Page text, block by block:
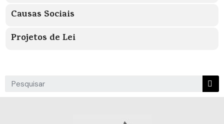
Causas Sociais
Projetos de Lei